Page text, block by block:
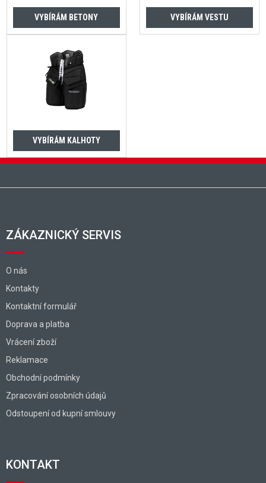
VYBÍRÁM BETONY VYBÍRÁM VESTU
VYBÍRÁM KALHOTY
ZÁKAZNICKÝ SERVIS
O nás
Kontakty
Kontaktní formulář
Doprava a platba
Vrácení zboží
Reklamace
Obchodní podmínky
Zpracování osobních údajů
Odstoupení od kupní smlouvy
KONTAKT